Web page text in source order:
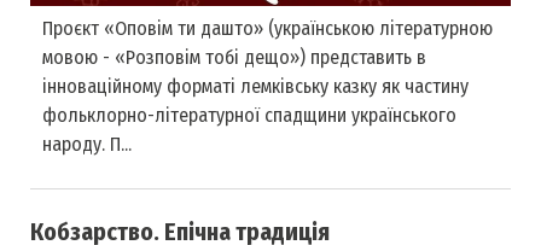
Проєкт «Оповім ти дашто» (українською літературною
мовою - «Розповім тобі дещо») представить в
інноваційному форматі лемківську казку як частину
фольклорно-літературної спадщини українського
народу. П...
Кобзарство. Епічна традиція